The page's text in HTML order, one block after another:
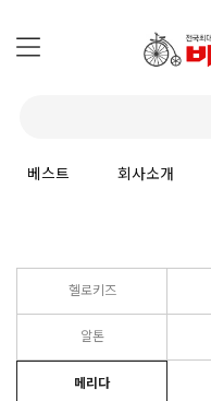
베스트 회사소개
헬로키즈
알톤
메리다